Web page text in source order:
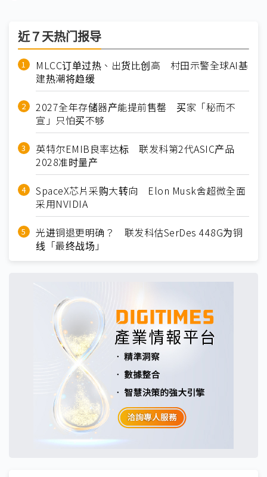
近７天热门报导
MLCC订单过热、出货比创高 村田示警全球AI基
建热潮将趋缓
2027全年存储器产能提前售罄 买家「秘而不
宣」只怕买不够
英特尔EMIB良率达标 联发科第2代ASIC产品
2028准时量产
SpaceX芯片采购大转向 Elon Musk舍超微全面
采用NVIDIA
光进铜退更明确？ 联发科估SerDes 448G为铜
线「最终战场」